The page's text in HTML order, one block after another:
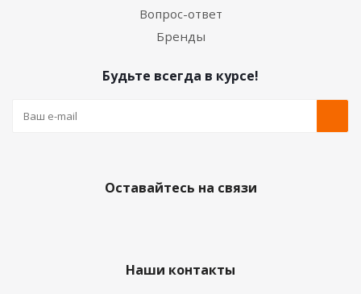
Вопрос-ответ
Бренды
Будьте всегда в курсе!
Оставайтесь на связи
Наши контакты